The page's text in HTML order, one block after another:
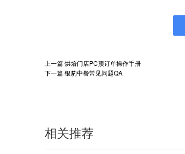
上一篇烘焙门店PC预订单操作手册
下一篇银豹中餐常见问题QA
相关推荐